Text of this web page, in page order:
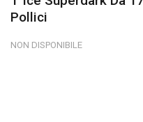
Pollici
NON DISPONIBILE